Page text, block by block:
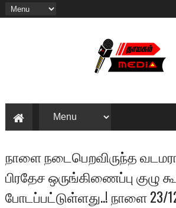
நாளை நடைபெறவிருந்த
பிரதேச ஒருங்கிணைப்பு குழு
போடப்பட்டுள்ளது..! நாளை 23/